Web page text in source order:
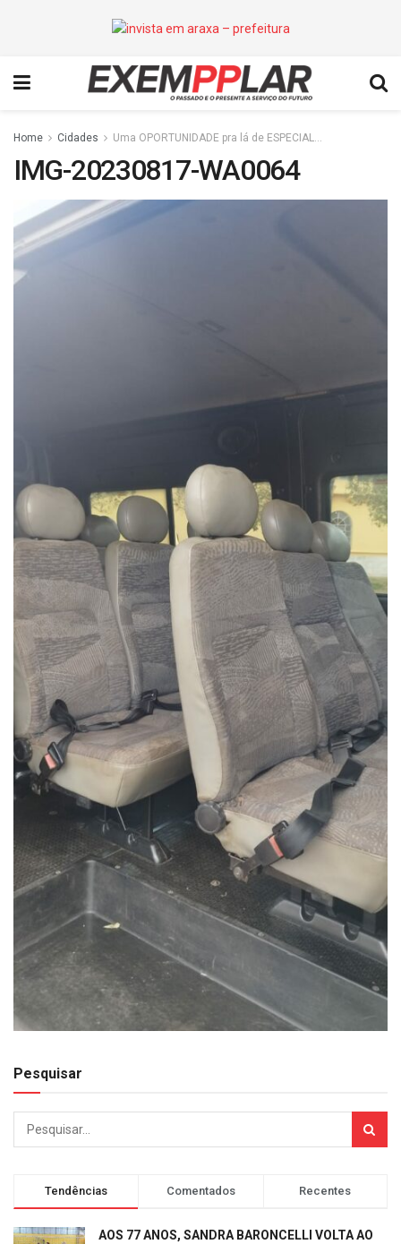
Home Cidades Uma OPORTUNIDADE pra lá de ESPECIAL…
IMG-20230817-WA0064
Pesquisar
Tendências Comentados Recentes
AOS 77 ANOS, SANDRA BARONCELLI VOLTA AO